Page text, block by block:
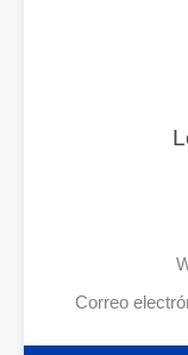
Correo